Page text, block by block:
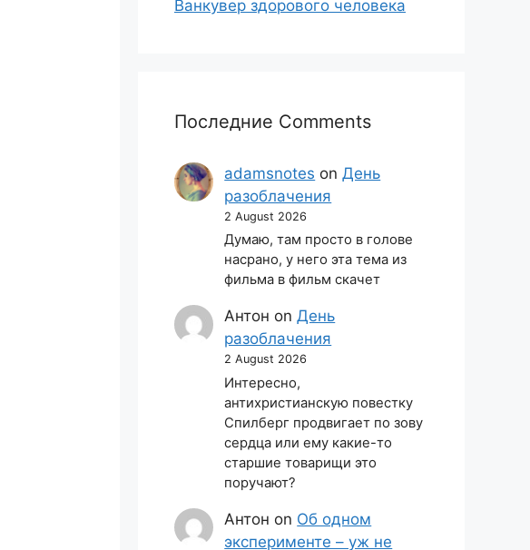
Ванкувер здорового человека
Последние Comments
adamsnotes onДень
разоблачения
2 August 2026
Думаю, там просто в голове
насрано, у него эта тема из
фильма в фильм скачет
Антон onДень
разоблачения
2 August 2026
Интересно,
антихристианскую повестку
Спилберг продвигает по зову
сердца или ему какие-то
старшие товарищи это
поручают?
Антон on Об одном
эксперименте – уж не